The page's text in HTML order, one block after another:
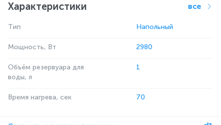
Характеристики все
Тип Напольный
Мощность, Вт 2980
Объём резервуара для
воды, л
1
Время нагрева, сек 70